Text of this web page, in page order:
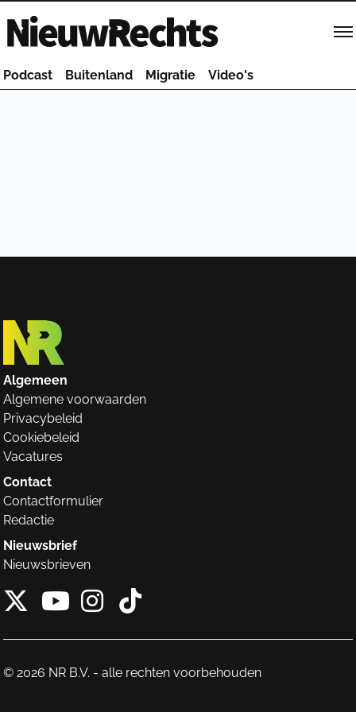
Homepage van NieuwRechts
Podcast Buitenland Migratie Video's
Algemeen
Algemene voorwaarden
Privacybeleid
Cookiebeleid
Vacatures
Contact
Contactformulier
Redactie
Nieuwsbrief
Nieuwsbrieven
X van NieuwRechts
Instagram van
Tiktok van
© 2026 NR B.V. - alle rechten voorbehouden